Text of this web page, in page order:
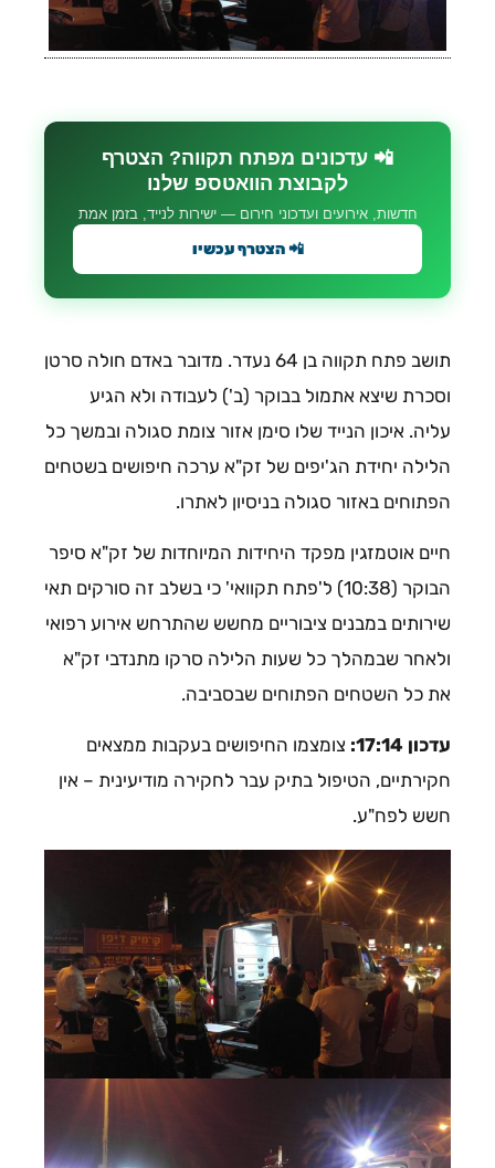
📲 עדכונים מפתח תקווה? הצטרף
לקבוצת הוואטספ שלנו
חדשות, אירועים ועדכוני חירום — ישירות לנייד, בזמן אמת
📲 הצטרף עכשיו
תושב פתח תקווה בן 64 נעדר. מדובר באדם חולה סרטן
וסכרת שיצא אתמול בבוקר (ב') לעבודה ולא הגיע
עליה. איכון הנייד שלו סימן אזור צומת סגולה ובמשך כל
הלילה יחידת הג'יפים של זק"א ערכה חיפושים בשטחים
הפתוחים באזור סגולה בניסיון לאתרו.
חיים אוטמזגין מפקד היחידות המיוחדות של זק"א סיפר
הבוקר (10:38) ל'פתח תקוואי' כי בשלב זה סורקים תאי
שירותים במבנים ציבוריים מחשש שהתרחש אירוע רפואי
ולאחר שבמהלך כל שעות הלילה סרקו מתנדבי זק"א
את כל השטחים הפתוחים שבסביבה.
עדכון 17:14:
צומצמו החיפושים בעקבות ממצאים
חקירתיים, הטיפול בתיק עבר לחקירה מודיעינית – אין
חשש לפח"ע.